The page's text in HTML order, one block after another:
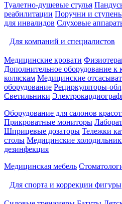
Туалетно-душевые стулья
реабилитации Поручни и
для инвалидов Слуховые
Для компаний и специалистов
Медицинские кровати
Дополнительное оборудование
коляскам Медицинские
оборудование Рециркуляторы-
Светильники
Оборудование для салонов
Прикроватные мониторы
Шприцевые дозаторы Тележки
столы Медицинские
дезинфекция
Медицинская мебель
Для спорта и коррекции фигуры